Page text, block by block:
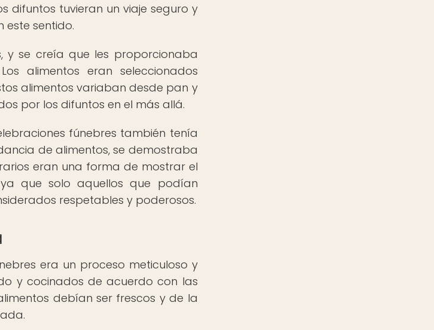
difuntos tuvieran un viaje seguro y
sentido.
y se creía que les proporcionaba
alimentos eran seleccionados
alimentos variaban desde pan y
por los difuntos en el más allá.
fúnebres también tenía
de alimentos, se demostraba
eran una forma de mostrar el
que solo aquellos que podían
respetables y poderosos.
era un proceso meticuloso y
y cocinados de acuerdo con las
debían ser frescos y de la